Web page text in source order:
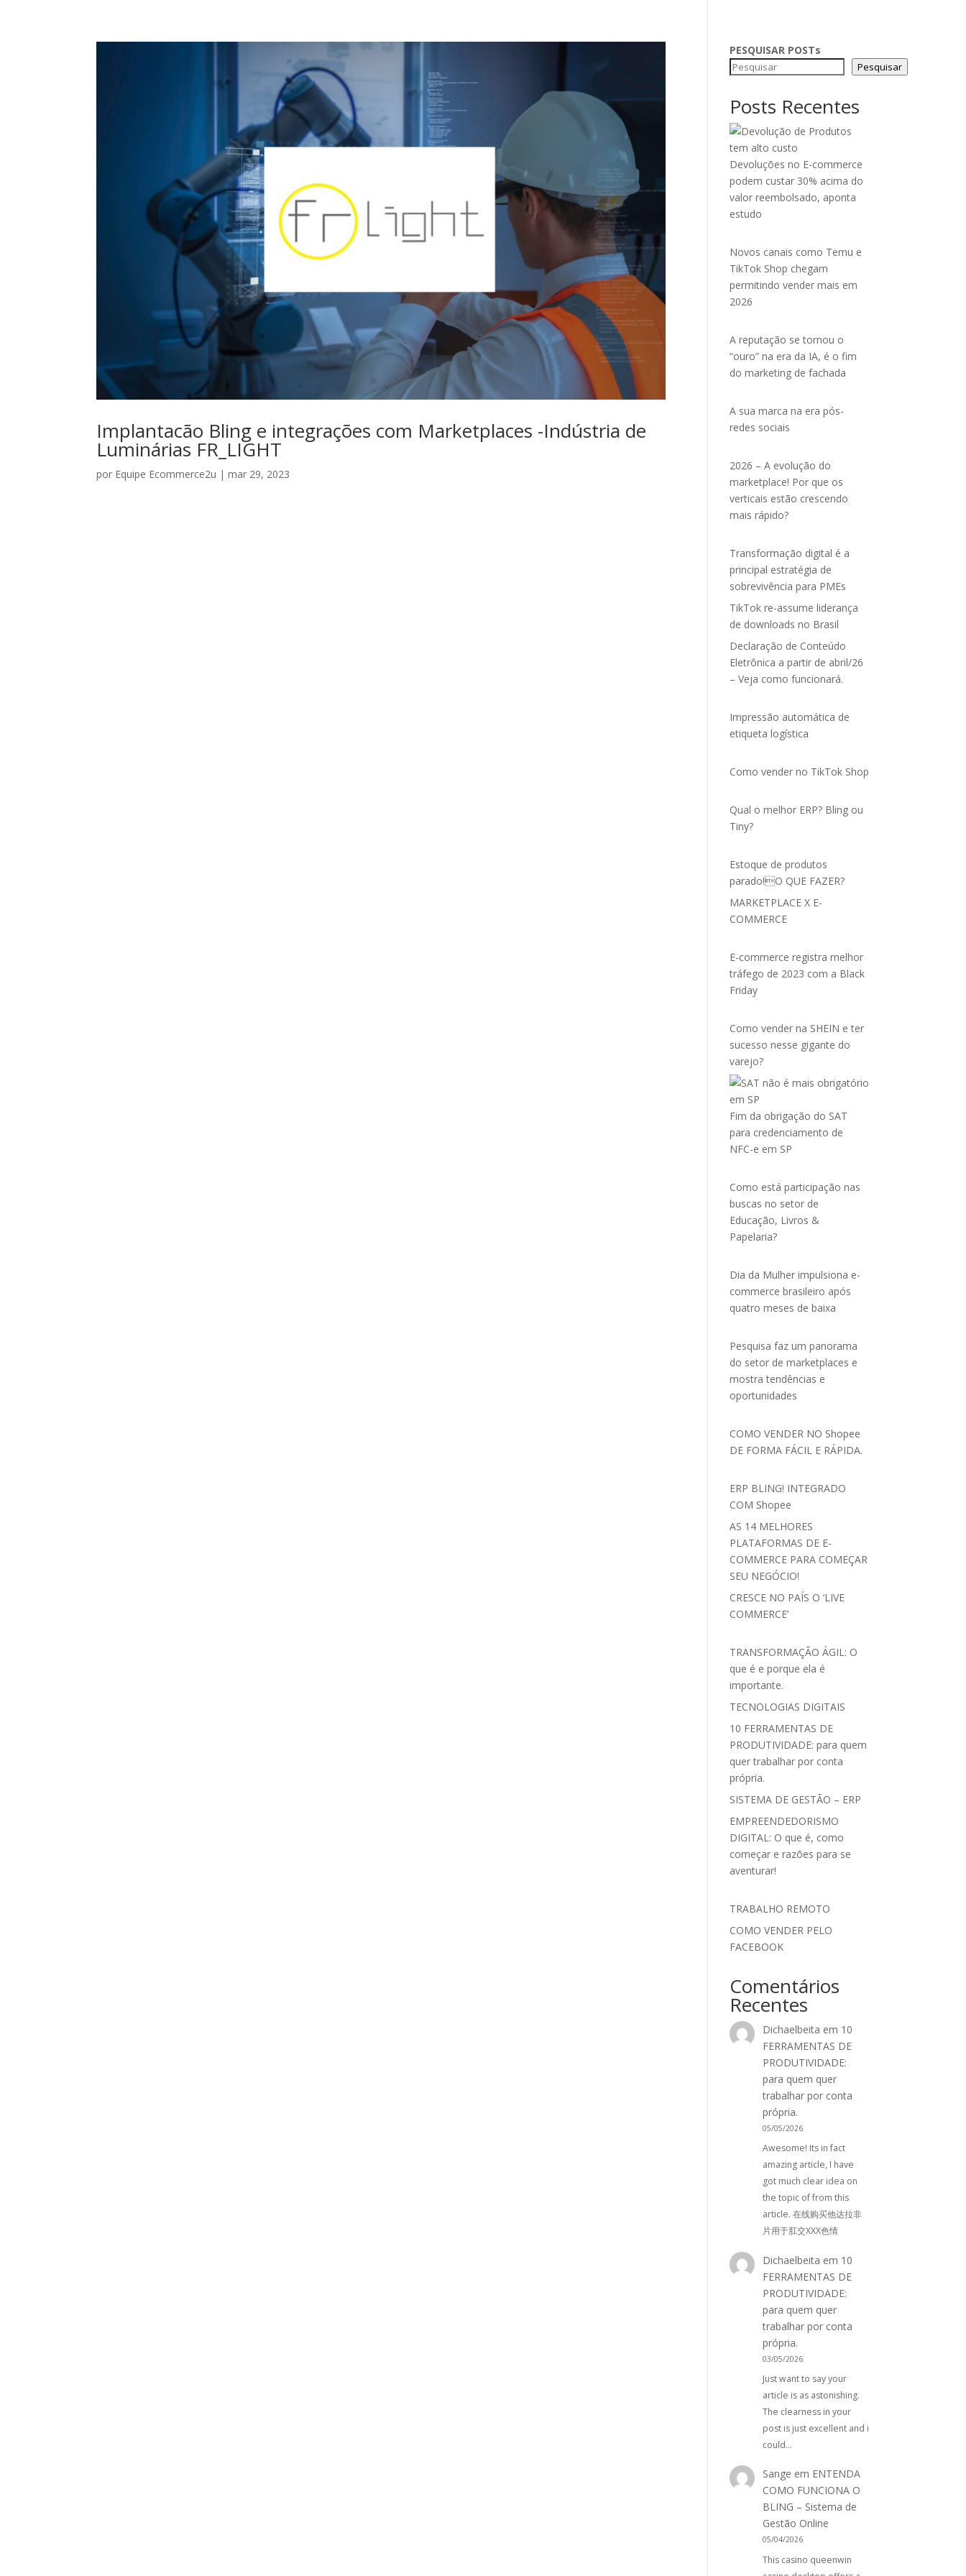
Implantacão Bling e integrações com Marketplaces -Indústria de
Luminárias FR_LIGHT
por Equipe Ecommerce2u |mar 29, 2023
PESQUISAR POSTs
Pesquisar
Posts Recentes
Devoluções no E-commerce
podem custar 30% acima do
valor reembolsado, aponta
estudo
Novos canais como Temu e
TikTok Shop chegam
permitindo vender mais em
2026
A reputação se tornou o
“ouro” na era da IA, é o fim
do marketing de fachada
A sua marca na era pós-
redes sociais
2026 – A evolução do
marketplace! Por que os
verticais estão crescendo
mais rápido?
Transformação digital é a
principal estratégia de
sobrevivência para PMEs
TikTok re-assume liderança
de downloads no Brasil
Declaração de Conteúdo
Eletrônica a partir de abril/26
– Veja como funcionará.
Impressão automática de
etiqueta logística
Como vender no TikTok Shop
Qual o melhor ERP? Bling ou
Tiny?
Estoque de produtos
parado!O QUE FAZER?
MARKETPLACE X E-
COMMERCE
E-commerce registra melhor
tráfego de 2023 com a Black
Friday
Como vender na SHEIN e ter
sucesso nesse gigante do
varejo?
Fim da obrigação do SAT
para credenciamento de
NFC-e em SP
Como está participação nas
buscas no setor de
Educação, Livros &
Papelaria?
Dia da Mulher impulsiona e-
commerce brasileiro após
quatro meses de baixa
Pesquisa faz um panorama
do setor de marketplaces e
mostra tendências e
oportunidades
COMO VENDER NO Shopee
DE FORMA FÁCIL E RÁPIDA.
ERP BLING! INTEGRADO
COM Shopee
AS 14 MELHORES
PLATAFORMAS DE E-
COMMERCE PARA COMEÇAR
SEU NEGÓCIO!
CRESCE NO PAÍS O ‘LIVE
COMMERCE’
TRANSFORMAÇÃO ÁGIL: O
que é e porque ela é
importante.
TECNOLOGIAS DIGITAIS
10 FERRAMENTAS DE
PRODUTIVIDADE: para quem
quer trabalhar por conta
própria.
SISTEMA DE GESTÃO – ERP
EMPREENDEDORISMO
DIGITAL: O que é, como
começar e razões para se
aventurar!
TRABALHO REMOTO
COMO VENDER PELO
FACEBOOK
Comentários
Recentes
Dichaelbeita em 10
FERRAMENTAS DE
PRODUTIVIDADE:
para quem quer
trabalhar por conta
própria.
05/05/2026
Awesome! Its in fact
amazing article, I have
got much clear idea on
the topic of from this
article. 在线购买他达拉非
片用于肛交XXX色情
Dichaelbeita em 10
FERRAMENTAS DE
PRODUTIVIDADE:
para quem quer
trabalhar por conta
própria.
03/05/2026
Just want to say your
article is as astonishing.
The clearness in your
post is just excellent and i
could…
Sange em ENTENDA
COMO FUNCIONA O
BLING – Sistema de
Gestão Online
05/04/2026
This casino queenwin